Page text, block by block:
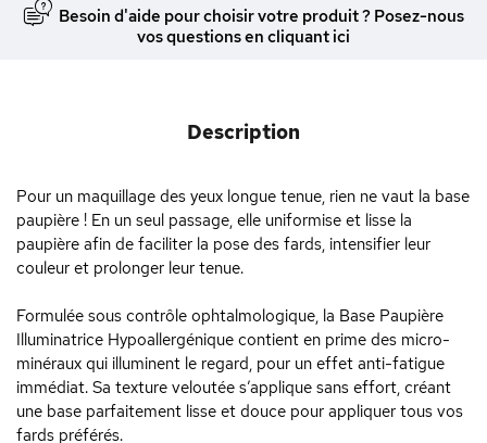
Besoin d'aide pour choisir votre produit ? Posez-nous
vos questions en cliquant ici
Description
Pour un maquillage des yeux longue tenue, rien ne vaut la base
paupière ! En un seul passage, elle uniformise et lisse la
paupière afin de faciliter la pose des fards, intensifier leur
couleur et prolonger leur tenue.
Formulée sous contrôle ophtalmologique, la Base Paupière
Illuminatrice Hypoallergénique contient en prime des micro-
minéraux qui illuminent le regard, pour un effet anti-fatigue
immédiat. Sa texture veloutée s’applique sans effort, créant
une base parfaitement lisse et douce pour appliquer tous vos
fards préférés.